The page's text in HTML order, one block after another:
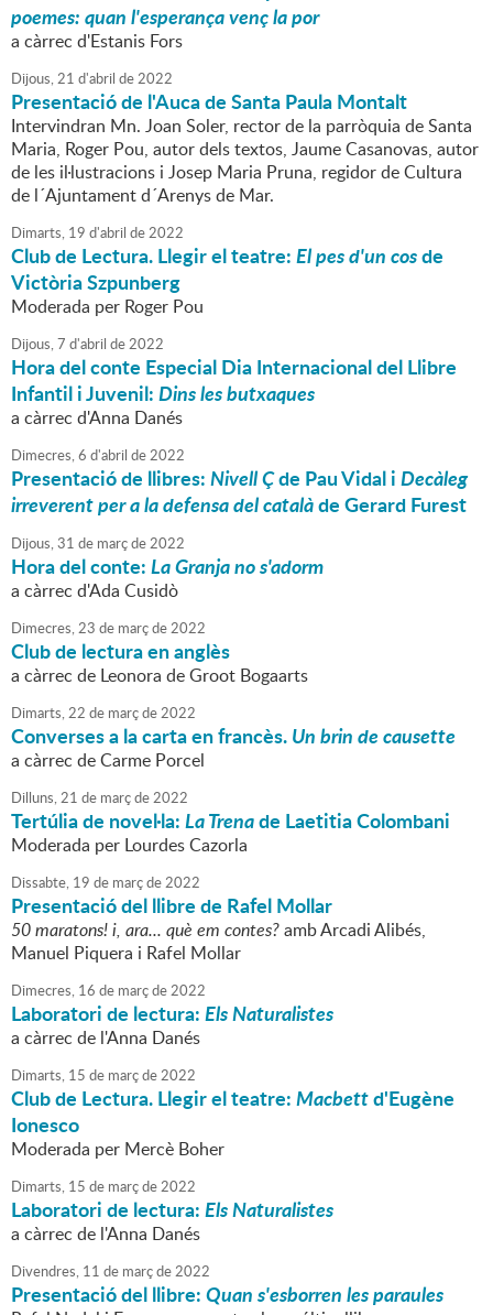
poemes: quan l'esperança venç la por
a càrrec d'Estanis Fors
Dijous,21 d'abril de2022
Presentació de l'Auca de Santa Paula Montalt
Intervindran Mn. Joan Soler, rector de la parròquia de Santa
Maria, Roger Pou, autor dels textos, Jaume Casanovas, autor
de les il·lustracions i Josep Maria Pruna, regidor de Cultura
de l´Ajuntament d´Arenys de Mar.
Dimarts, 19 d'abril de2022
Club de Lectura. Llegir el teatre:El pes d'un cosde
Victòria Szpunberg
Moderada per Roger Pou
Dijous,7 d'abril de2022
Hora del conte Especial Dia Internacional del Llibre
Infantil i Juvenil:Dins les butxaques
a càrrec d'Anna Danés
Dimecres,6 d'abril de2022
Presentació de llibres:Nivell Çde Pau Vidal iDecàleg
irreverent per a la defensa del catalàde Gerard Furest
Dijous,31 de marçde2022
Hora del conte:La Granja no s'adorm
a càrrec d'Ada Cusidò
Dimecres,23 de marçde2022
Club de lectura en anglès
a càrrec de Leonora de Groot Bogaarts
Dimarts,22 de marçde2022
Converses a la carta en francès.Un brin de causette
a càrrec de Carme Porcel
Dilluns,21 de marçde2022
Tertúlia de novel·la:La Trenade Laetitia Colombani
Moderada per Lourdes Cazorla
Dissabte, 19 de marçde2022
Presentació del llibre de Rafel Mollar
50 maratons! i, ara... què em contes?amb Arcadi Alibés,
Manuel Piquera i Rafel Mollar
Dimecres, 16 de marçde2022
Laboratori de lectura:Els Naturalistes
a càrrec de l'Anna Danés
Dimarts, 15 de marçde2022
Club de Lectura. Llegir el teatre:Macbettd'Eugène
Ionesco
Moderada per Mercè Boher
Dimarts, 15 de marçde2022
Laboratori de lectura:Els Naturalistes
a càrrec de l'Anna Danés
Divendres, 11 de marçde2022
Presentació del llibre:Quan s'esborren les paraules